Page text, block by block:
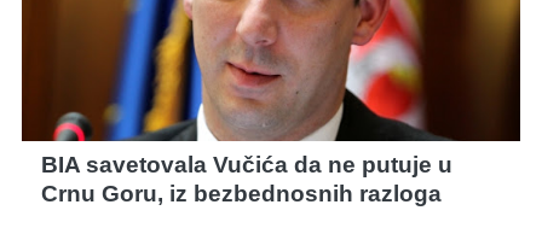
BIA savetovala Vučića da ne putuje u
Crnu Goru, iz bezbednosnih razloga